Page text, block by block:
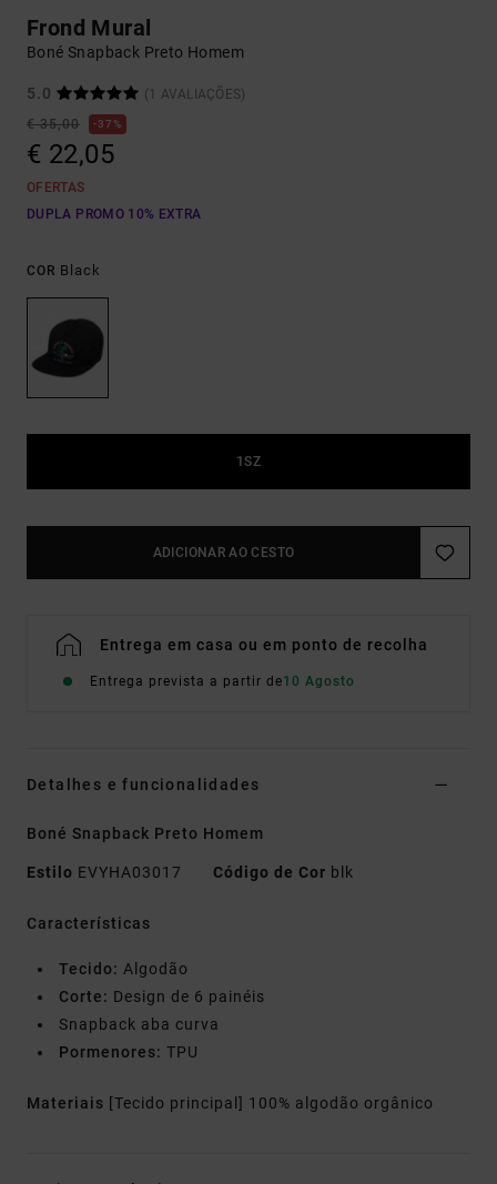
Frond Mural
Boné Snapback Preto Homem
5.0
(1 AVALIAÇÕES)
€ 35,00
37%
€ 22,05
OFERTAS
DUPLA PROMO 10% EXTRA
COR Black
1SZ
ADICIONAR AO CESTO
Entrega em casa ou em ponto de recolha
Entrega prevista a partir de10 Agosto
Detalhes e funcionalidades
Boné Snapback Preto Homem
Estilo EVYHA03017 Código de Cor blk
Características
Tecido: Algodão
Corte: Design de 6 painéis
Snapback aba curva
Pormenores: TPU
Materiais [Tecido principal] 100% algodão orgânico